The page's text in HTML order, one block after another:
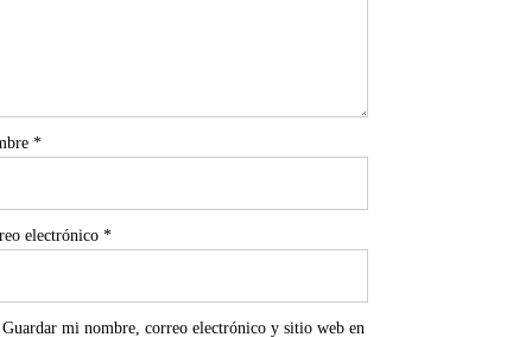
*
electrónico *
Guardar mi nombre, correo electrónico y sitio web en